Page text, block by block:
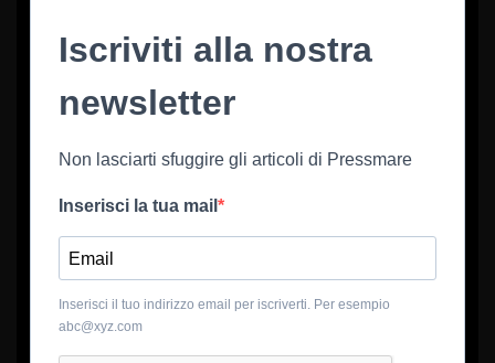
Iscriviti alla nostra
newsletter
Non lasciarti sfuggire gli articoli di Pressmare
Inserisci la tua mail
Inserisci il tuo indirizzo email per iscriverti. Per esempio
abc@xyz.com